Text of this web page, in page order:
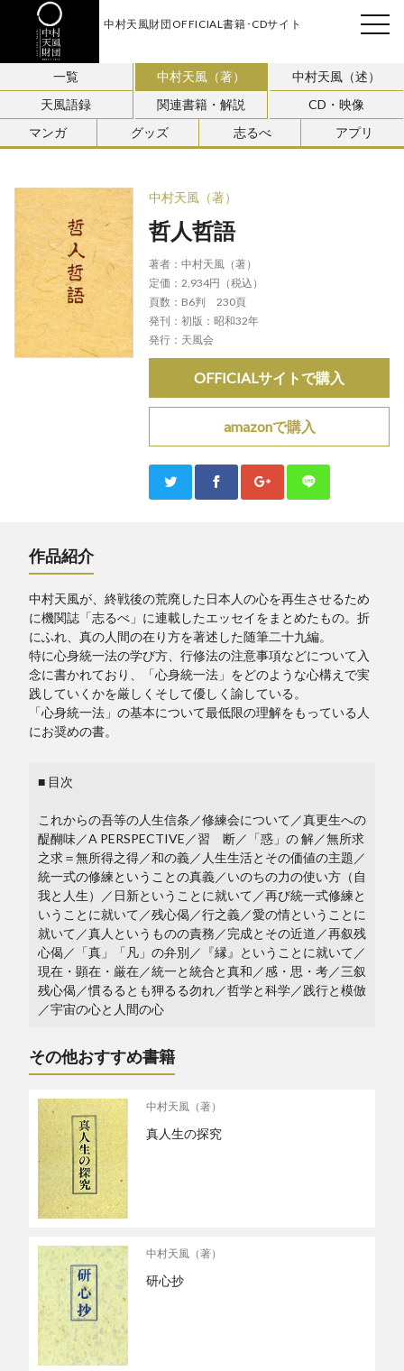
中村天風財団OFFICIAL書籍･CDサイト
一覧 中村天風（著）
中村天風（述）
天風語録
関連書籍・解説
CD・映像
マンガ
グッズ 志るべ アプリ
中村天風（著）
哲人哲語
著者： 中村天風（著）
定価： 2,934円（税込）
頁数： B6判 230頁
発刊： 初版：昭和32年
発行： 天風会
OFFICIALサイトで購入
amazonで購入
作品紹介
中村天風が、終戦後の荒廃した日本人の心を再生させるため
に機関誌「志るべ」に連載したエッセイをまとめたもの。折
にふれ、真の人間の在り方を著述した随筆二十九編。
特に心身統一法の学び方、行修法の注意事項などについて入
念に書かれており、「心身統一法」をどのような心構えで実
践していくかを厳しくそして優しく諭している。
「心身統一法」の基本について最低限の理解をもっている人
にお奨めの書。
■ 目次
これからの吾等の人生信条／修練会について／真更生への
醍醐味／A PERSPECTIVE／習 断／「惑」の 解／無所求
之求＝無所得之得／和の義／人生生活とその価値の主題／
統一式の修練ということの真義／いのちの力の使い方（自
我と人生）／日新ということに就いて／再び統一式修練と
いうことに就いて／残心偈／行之義／愛の情ということに
就いて／真人というものの責務／完成とその近道／再叙残
心偈／「真」「凡」の弁別／『縁』ということに就いて／
現在・顕在・厳在／統一と統合と真和／感・思・考／三叙
残心偈／慣るるとも狎るる勿れ／哲学と科学／践行と模倣
／宇宙の心と人間の心
その他おすすめ書籍
中村天風（著）
真人生の探究
中村天風（著）
研心抄